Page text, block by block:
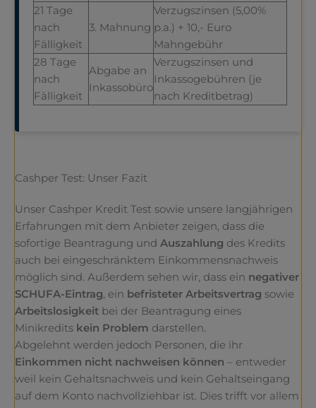
21 Tage
nach
Fälligkeit
3. Mahnung
Verzugszinsen (5,00%
p.a.) + 10,- Euro
Mahngebühr
28 Tage
nach
Fälligkeit
Abgabe an
Inkassobüro
Verzugszinsen und
Inkassogebühren (je
nach Kreditbetrag)
Cashper Test: Unser Fazit
Unser Cashper Kredit Test sowie unsere langjährigen
Erfahrungen mit dem Anbieter zeigen, dass die
sofortige Beantragung und Auszahlung des Kredits
auch bei eingeschränktem Einkommensnachweis
möglich sind. Außerdem sehen wir, dass ein negativer
SCHUFA-Eintrag, ein befristeter Arbeitsvertrag sowie
Arbeitslosigkeit bei der Beantragung eines
Minikredits kein Problem darstellen.
Abgelehnt werden jedoch Personen, die ihr
Einkommen nicht nachweisen können – entweder
weil kein Gehaltsnachweis und kein Gehaltseingang
auf dem Konto nachvollziehbar ist. Dies trifft vor allem